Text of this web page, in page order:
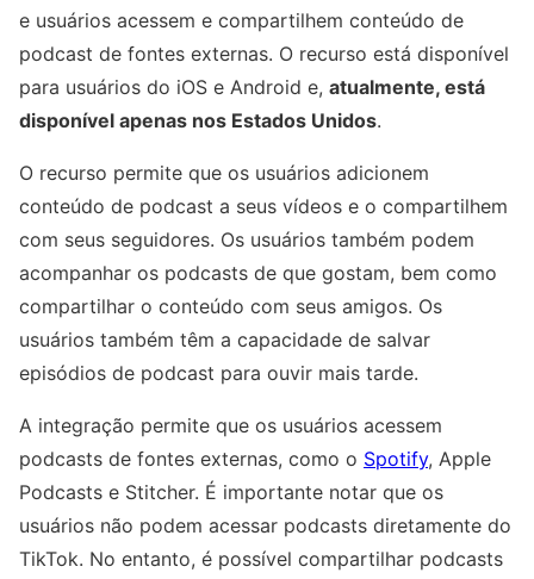
e usuários acessem e compartilhem conteúdo de
podcast de fontes externas. O recurso está disponível
para usuários do iOS e Android e, atualmente, está
disponível apenas nos Estados Unidos.
O recurso permite que os usuários adicionem
conteúdo de podcast a seus vídeos e o compartilhem
com seus seguidores. Os usuários também podem
acompanhar os podcasts de que gostam, bem como
compartilhar o conteúdo com seus amigos. Os
usuários também têm a capacidade de salvar
episódios de podcast para ouvir mais tarde.
A integração permite que os usuários acessem
podcasts de fontes externas, como o Spotify, Apple
Podcasts e Stitcher. É importante notar que os
usuários não podem acessar podcasts diretamente do
TikTok. No entanto, é possível compartilhar podcasts